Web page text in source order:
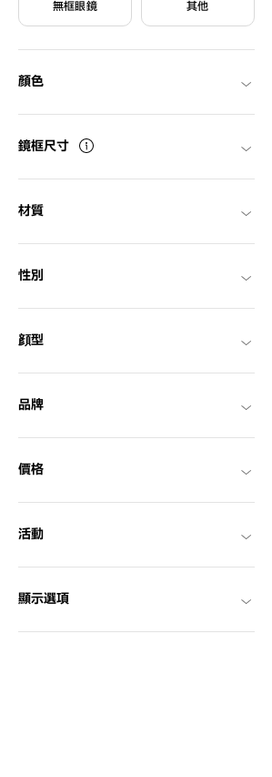
無框眼鏡 其他
顏色
鏡框尺寸
材質
性別
顔型
品牌
價格
活動
顯示選項